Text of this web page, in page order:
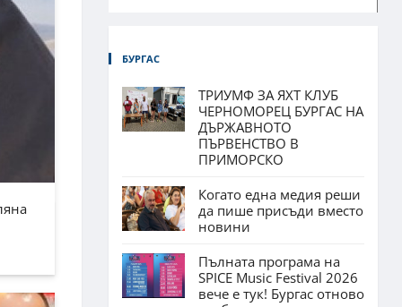
БУРГАС
ТРИУМФ ЗА ЯХТ КЛУБ
ЧЕРНОМОРЕЦ БУРГАС НА
ДЪРЖАВНОТО
ПЪРВЕНСТВО В
ПРИМОРСКО
Когато една медия реши
да пише присъди вместо
новини
Пълната програма на
SPICE Music Festival 2026
вече е тук! Бургас отново